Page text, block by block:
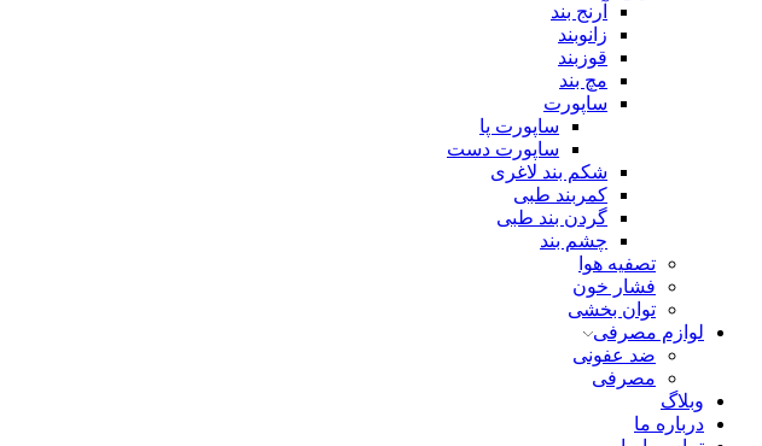
آرنج بند
زانوبند
قوزبند
مچ بند
ساپورت
ساپورت پا
ساپورت دست
شکم بند لاغری
کمربند طبی
گردن بند طبی
چشم بند
تصفیه هوا
فشار خون
توان بخشی
لوازم مصرفی
ضد عفونی
مصرفی
وبلاگ
درباره ما